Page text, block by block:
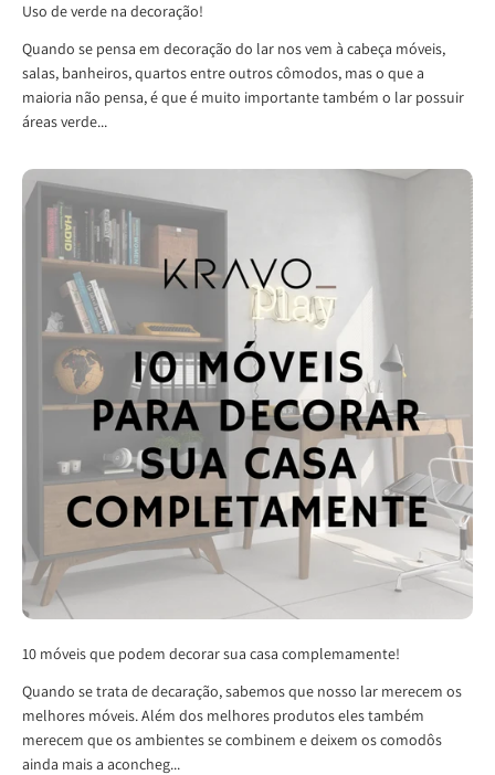
Uso de verde na decoração!
Quando se pensa em decoração do lar nos vem à cabeça móveis,
salas, banheiros, quartos entre outros cômodos, mas o que a
maioria não pensa, é que é muito importante também o lar possuir
áreas verde...
10 móveis que podem decorar sua casa complemamente!
Quando se trata de decaração, sabemos que nosso lar merecem os
melhores móveis. Além dos melhores produtos eles também
merecem que os ambientes se combinem e deixem os comodôs
ainda mais a aconcheg...